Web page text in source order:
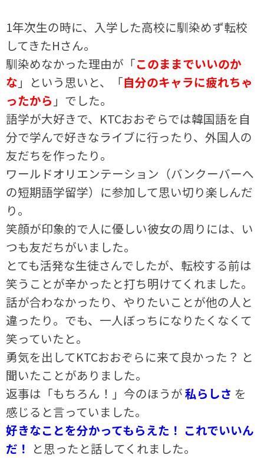
1年次生の時に、入学した高校に馴染めず転校
してきたHさん。
馴染めなかった理由が「このままでいいのか
な 」という思いと、「自分のキャラに疲れちゃ
ったから 」でした。
語学が大好きで、KTCおおぞらでは韓国語を自
分で学んで好きなライブに行ったり、外国人の
友だちを作ったり。
ワールドオリエンテーション（バンクーバーへ
の短期語学留学）に参加して思い切り楽しんだ
り。
笑顔が印象的で人に優しい彼女の周りには、い
つも友だちがいました。
とても活発な生徒さんでしたが、転校する前は
笑うことが辛かったと打ち明けてくれました。
話が合わなかったり、やりたいことが他の人と
違ったり。でも、一人ぼっちになりたくなくて
笑っていたと。
勇気を出してKTCおおぞらに来て良かった？ と
聞いたことがありました。
返事は「もちろん！」今のほうが私らしさ を
感じると言っていました。
好きなことを分かってもらえた！ これでいいん
だ！ と思ったと話してくれました。